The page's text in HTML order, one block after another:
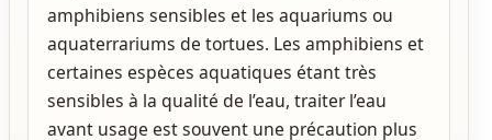
amphibiens sensibles et les aquariums ou
aquaterrariums de tortues. Les amphibiens et
certaines espèces aquatiques étant très
sensibles à la qualité de l’eau, traiter l’eau
avant usage est souvent une précaution plus